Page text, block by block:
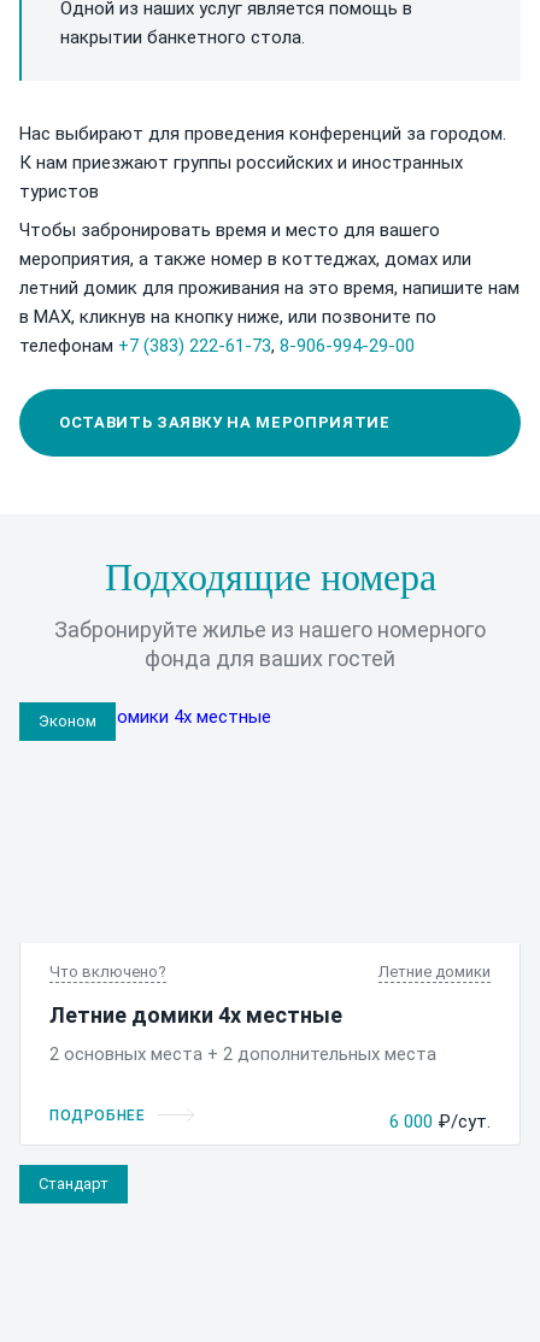
Одной из наших услуг является помощь в
накрытии банкетного стола.
Нас выбирают для проведения конференций за городом.
К нам приезжают группы российских и иностранных
туристов
Чтобы забронировать время и место для вашего
мероприятия, а также номер в коттеджах, домах или
летний домик для проживания на это время, напишите нам
в MAX, кликнув на кнопку ниже, или позвоните по
телефонам +7 (383) 222-61-73, 8-906-994-29-00
ОСТАВИТЬ ЗАЯВКУ НА МЕРОПРИЯТИЕ
Подходящие номера
Забронируйте жилье из нашего номерного
фонда для ваших гостей
Эконом
Что включено Летние домики
Летние домики 4х местные
2 основных места + 2 дополнительных места
ПОДРОБНЕЕ 6 000 ₽/сут.
Стандарт